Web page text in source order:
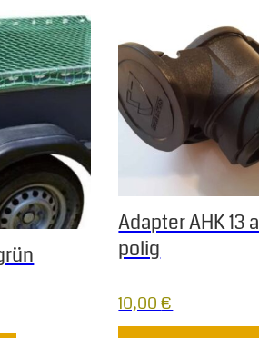
Adapter AHK 13
polig
10,00€